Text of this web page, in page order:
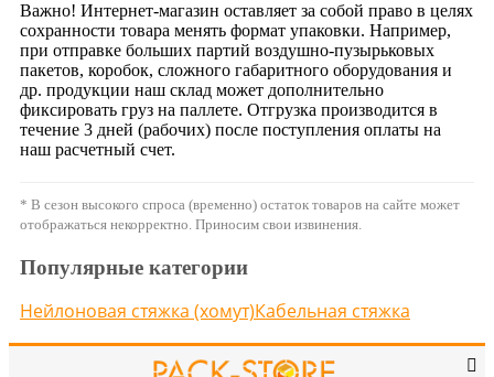
Важно! Интернет-магазин оставляет за собой право в целях
сохранности товара менять формат упаковки. Например,
при отправке больших партий воздушно-пузырьковых
пакетов, коробок, сложного габаритного оборудования и
др. продукции наш склад может дополнительно
фиксировать груз на паллете. Отгрузка производится в
течение 3 дней (рабочих) после поступления оплаты на
наш расчетный счет.
* В сезон высокого спроса (временно) остаток товаров на сайте может
отображаться некорректно. Приносим свои извинения.
Популярные категории
Нейлоновая стяжка (хомут)Кабельная стяжка